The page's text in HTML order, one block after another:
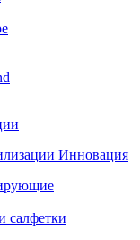
Инновация
салфетки